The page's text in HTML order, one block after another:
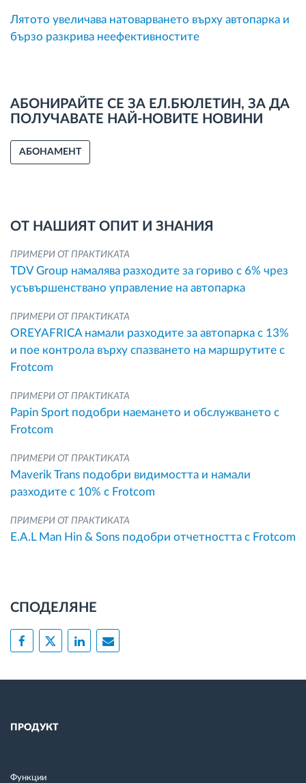
Лятото увеличава натоварването върху автопарка и
бързо разкрива неефективностите
АБОНИРАЙТЕ СЕ ЗА ЕЛ.БЮЛЕТИН, ЗА ДА
ПОЛУЧАВАТЕ НАЙ-НОВИТЕ НОВИНИ
АБОНАМЕНТ
ОТ НАШИЯТ ОПИТ И ЗНАНИЯ
ПРИМЕРИ ОТ ПРАКТИКАТА
TDV Group намалява разходите за гориво с 6% чрез
усъвършенствано управление на автопарка
ПРИМЕРИ ОТ ПРАКТИКАТА
OREYAFRICA намали разходите за автопарка с 13%
и пое контрола върху спазването на маршрутите с
Frotcom
ПРИМЕРИ ОТ ПРАКТИКАТА
Papin Sport подобри наемането и обслужването с
Frotcom
ПРИМЕРИ ОТ ПРАКТИКАТА
Maverik Trans подобри видимостта и намали
разходите с 10% с Frotcom
ПРИМЕРИ ОТ ПРАКТИКАТА
E.A.L Man Hin & Sons подобри отчетността с Frotcom
СПОДЕЛЯНЕ
ПРОДУКТ
Функции